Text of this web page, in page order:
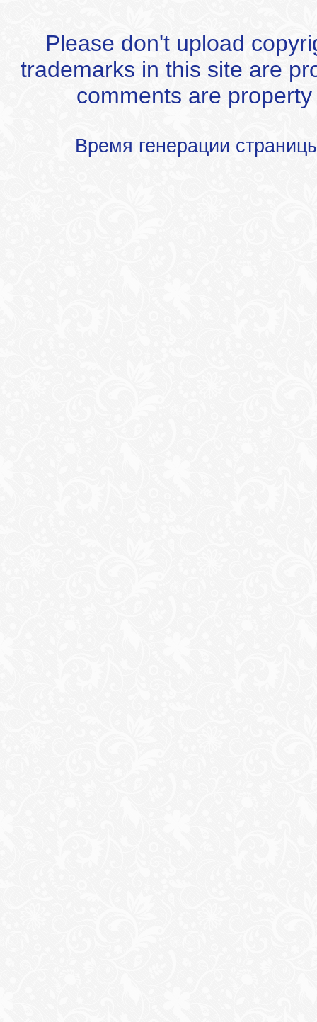
Please don't upload
trademarks in this site are
comments are
Время генерации